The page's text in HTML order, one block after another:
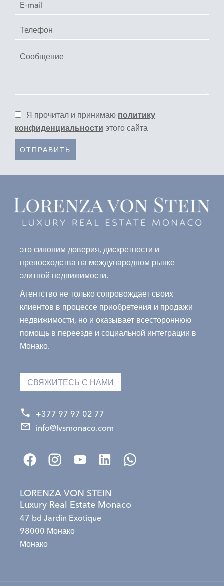
Я прочитал и принимаю политику
конфиденциальности этого сайта
ОТПРАВИТЬ
это синоним доверия, дискретности и
превосходства на международном рынке
элитной недвижимости.
Агентство не только сопровождает своих
клиентов в процессе приобретения и продажи
недвижимости, но и оказывает всестороннюю
помощь в переезде и социальной интеграции в
Монако.
СВЯЖИТЕСЬ С НАМИ
+377 97 97 02 77
info@lvsmonaco.com
LORENZA VON STEIN
Luxury Real Estate Monaco
47 bd Jardin Exotique
98000 Монако
Монако